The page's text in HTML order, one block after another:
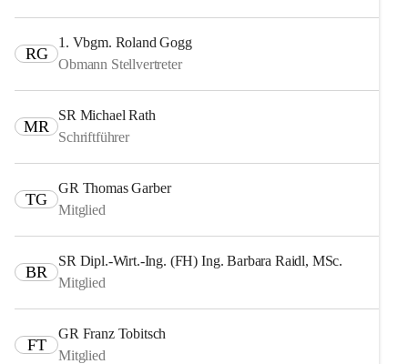
RG
1. Vbgm. Roland Gogg
Obmann Stellvertreter
MR
SR Michael Rath
Schriftführer
TG
GR Thomas Garber
Mitglied
BR
SR Dipl.-Wirt.-Ing. (FH) Ing. Barbara Raidl, MSc.
Mitglied
FT
GR Franz Tobitsch
Mitglied